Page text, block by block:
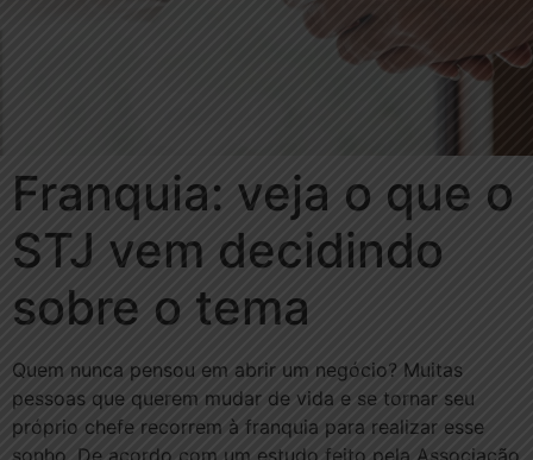
Franquia: veja o que o
STJ vem decidindo
sobre o tema
Quem nunca pensou em abrir um negócio? Muitas
pessoas que querem mudar de vida e se tornar seu
próprio chefe recorrem à franquia para realizar esse
sonho. De acordo com um estudo feito pela Associação